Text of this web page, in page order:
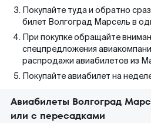
Покупайте туда и обратно
билет Волгоград Марсель в
При покупке обращайте
спецпредложения
распродажи авиабилетов из
Покупайте авиабилет на
Авиабилеты Волгоград
или с пересадками